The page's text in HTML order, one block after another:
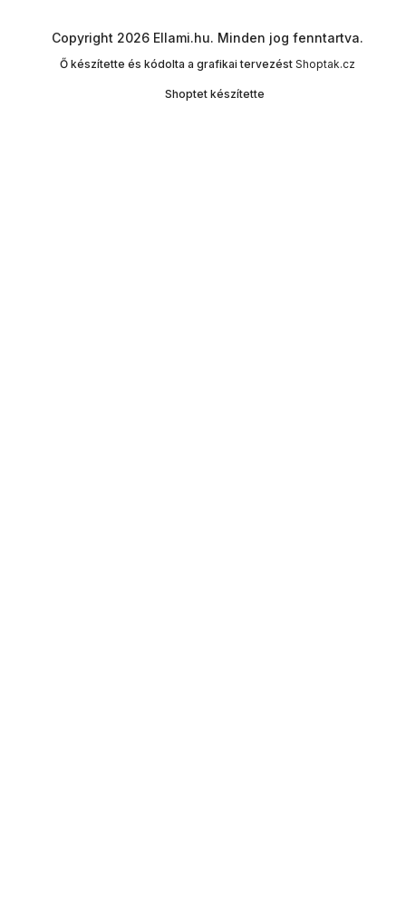
Shoptet készítette
Copyright 2026 Ellami.hu. Minden jog fenntartva.
Ő készítette és kódolta a grafikai tervezést Shoptak.cz